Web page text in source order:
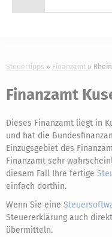
Steuertipps Finanzamt
Finanzamt
Dieses Finanzamt liegt in
und hat die
Einzugsgebiet des
Finanzamt sehr
diesem Fall Ihre fertige
einfach dorthin.
Wenn Sie eine
Steuererklärung auch
übermitteln.